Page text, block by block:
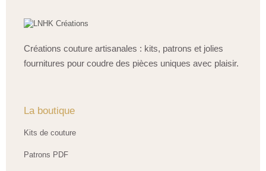
Créations couture artisanales : kits, patrons et jolies
fournitures pour coudre des pièces uniques avec plaisir.
La boutique
Kits de couture
Patrons PDF